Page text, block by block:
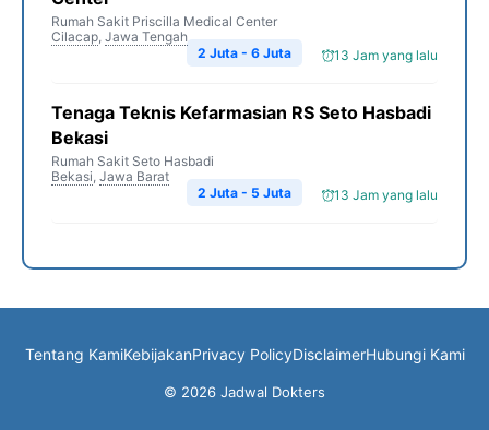
Rumah Sakit Priscilla Medical Center
Cilacap, Jawa Tengah
13 Jam yang lalu
2 Juta - 6 Juta
Tenaga Teknis Kefarmasian RS Seto Hasbadi
Bekasi
Rumah Sakit Seto Hasbadi
Bekasi, Jawa Barat
13 Jam yang lalu
2 Juta - 5 Juta
Tentang KamiKebijakanPrivacy PolicyDisclaimerHubungi Kami
© 2026 Jadwal Dokters